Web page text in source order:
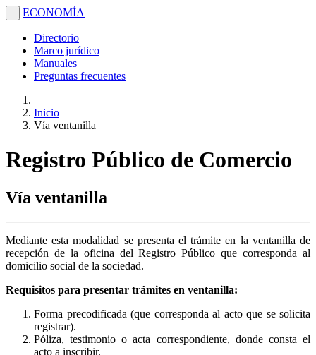
. ECONOMÍA
Directorio
Marco jurídico
Manuales
Preguntas frecuentes
Inicio
Vía ventanilla
Registro Público de Comercio
Vía ventanilla
Mediante esta modalidad se presenta el trámite en la ventanilla de
recepción de la oficina del Registro Público que corresponda al
domicilio social de la sociedad.
Requisitos para presentar trámites en ventanilla:
Forma precodificada (que corresponda al acto que se solicita
registrar).
Póliza, testimonio o acta correspondiente, donde consta el
acto a inscribir.